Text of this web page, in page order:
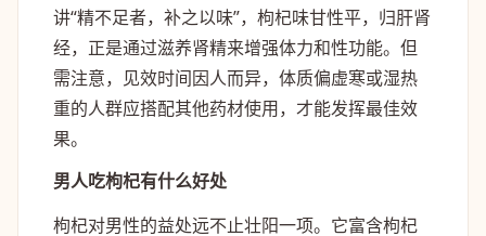
讲“精不足者，补之以味”，枸杞味甘性平，归肝肾
经，正是通过滋养肾精来增强体力和性功能。但
需注意，见效时间因人而异，体质偏虚寒或湿热
重的人群应搭配其他药材使用，才能发挥最佳效
果。
男人吃枸杞有什么好处
枸杞对男性的益处远不止壮阳一项。它富含枸杞